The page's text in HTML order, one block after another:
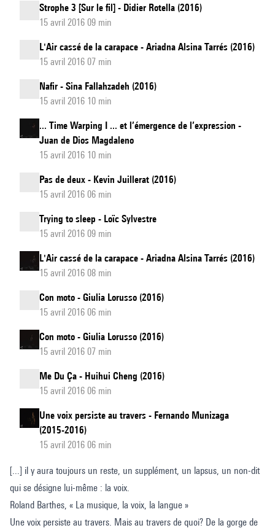
Strophe 3 [Sur le fil] - Didier Rotella (2016)
15 avril 2016 09 min
L'Air cassé de la carapace - Ariadna Alsina Tarrés (2016)
15 avril 2016 07 min
Nafir - Sina Fallahzadeh (2016)
15 avril 2016 10 min
... Time Warping I ... et l’émergence de l’expression -
Juan de Dios Magdaleno
15 avril 2016 10 min
Pas de deux - Kevin Juillerat (2016)
15 avril 2016 06 min
Trying to sleep - Loïc Sylvestre
15 avril 2016 09 min
L'Air cassé de la carapace - Ariadna Alsina Tarrés (2016)
15 avril 2016 08 min
Con moto - Giulia Lorusso (2016)
15 avril 2016 06 min
Con moto - Giulia Lorusso (2016)
15 avril 2016 07 min
Me Du Ça - Huihui Cheng (2016)
15 avril 2016 06 min
Une voix persiste au travers - Fernando Munizaga
(2015-2016)
15 avril 2016 06 min
[...] il y aura toujours un reste, un supplément, un lapsus, un non-dit
qui se désigne lui-même : la voix.
Roland Barthes, « La musique, la voix, la langue »
Une voix persiste au travers. Mais au travers de quoi? De la gorge de